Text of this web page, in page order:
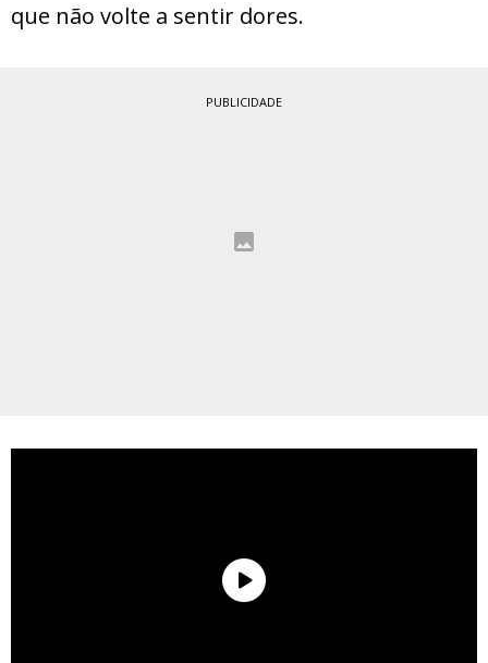
que não volte a sentir dores.
PUBLICIDADE